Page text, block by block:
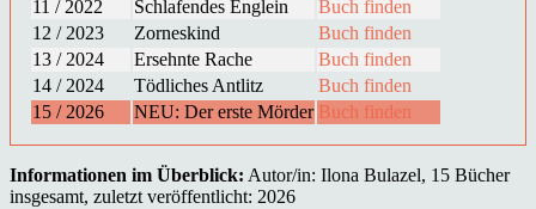
11 / 2022
Schlafendes Englein
Buch finden
12 / 2023
Zorneskind
Buch finden
13 / 2024
Ersehnte Rache
Buch finden
14 / 2024
Tödliches Antlitz
Buch finden
15 / 2026
NEU: Der erste Mörder Buch finden
Informationen im Überblick: Autor/in: Ilona Bulazel, 15 Bücher
insgesamt, zuletzt veröffentlicht: 2026